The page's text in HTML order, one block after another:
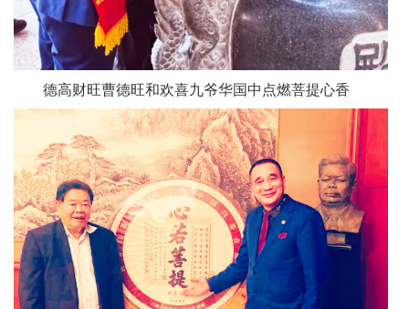
德高财旺曹德旺和欢喜九爷华国中点燃菩提心香